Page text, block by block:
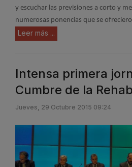
y escuchar las previsiones a corto y
numerosas ponencias que se
Leer más ...
Intensa primera
Cumbre de la
Jueves, 29 Octubre 2015 09:24